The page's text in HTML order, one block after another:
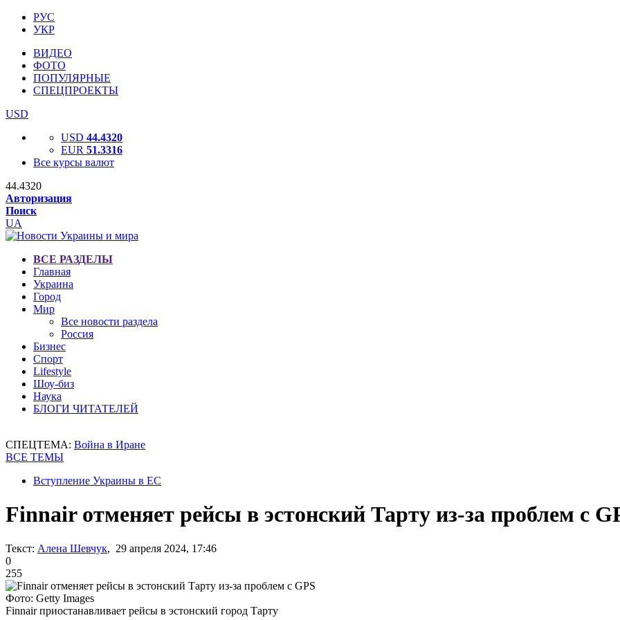
РУС
УКР
ВИДЕО
ФОТО
ПОПУЛЯРНЫЕ
СПЕЦПРОЕКТЫ
USD
USD 44.4320
EUR 51.3316
Все курсы валют
44.4320
Авторизация
Поиск
UA
ВСЕ РАЗДЕЛЫ
Главная
Украина
Город
Мир
Все новости раздела
Россия
Бизнес
Спорт
Lifestyle
Шоу-биз
Наука
БЛОГИ ЧИТАТЕЛЕЙ
СПЕЦТЕМА: Война в Иране
ВСЕ ТЕМЫ
Вступление Украины в ЕС
Finnair отменяет рейсы в эстонский Тарту из-за проблем с
Текст: Алена Шевчук, 29 апреля 2024, 17:46
0
255
Фото: Getty Images
Finnair приостанавливает рейсы в эстонский город Тарту